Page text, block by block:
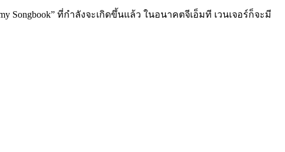
Songbook” ที่กำลังจะเกิดขึ้นแล้ว ในอนาคตจีเอ็มที เวนเจอร์ก็จะมี